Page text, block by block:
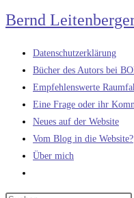
Zum
Inhalt
springen
Bernd
Datenschutzerklärung
Bücher des Autors bei
Empfehlenswerte
Eine Frage oder ihr
Neues auf der Website
Vom Blog in die Website?
Über mich